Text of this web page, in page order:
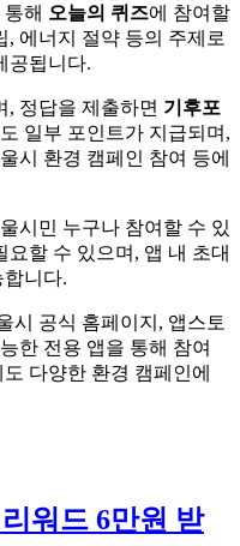
해 오늘의 퀴즈에 참여할
, 에너지 절약 등의 주제로
공됩니다.
, 정답을 제출하면 기후포
일부 포인트가 지급되며,
시 환경 캠페인 참여 등에
시민 누구나 참여할 수 있
할 수 있으며, 앱 내 초대
니다.
시 공식 홈페이지, 앱스토
한 전용 앱을 통해 참여
다양한 환경 캠페인에
워드 6만원 받